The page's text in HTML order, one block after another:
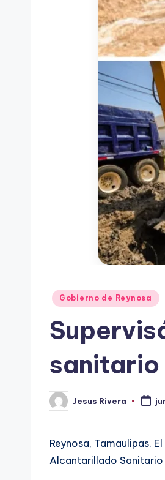
Publicado
Gobierno de Reynosa
sanitario
Publicado
por
Jesus Rivera
Reynosa, Tamaulipas.
Alcantarillado